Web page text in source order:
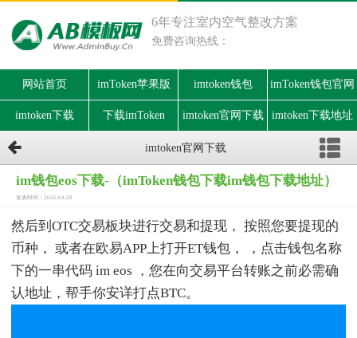
6年专注室内空气整改方案
免费咨询热线：
网站首页 imToken苹果版 imtoken钱包 imToken钱包官网
imtoken下载 下载imToken imtoken官网下载 imtoken下载地址
imtoken官网下载
im钱包eos下载-（imToken钱包下载im钱包下载地址）
发表时间：2026-04-28
然后到OTC交易板块进行交易和提现， 按照您要提现的
币种， 或者在欧易APP上打开ET钱包， ，点击钱包名称
下的一串代码 im eos ，您在向交易平台转账之前必需确
认地址，帮手你安详打点BTC。